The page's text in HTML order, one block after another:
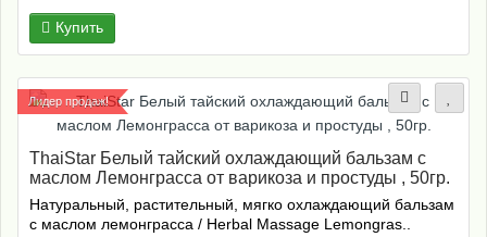
Купить
Лидер продаж!
ThaiStar Белый тайский охлаждающий бальзам с
маслом Лемонграсса от варикоза и простуды , 50гр.
Натуральный, растительный, мягко охлаждающий бальзам
с маслом лемонграсса / Herbal Massage Lemongras..